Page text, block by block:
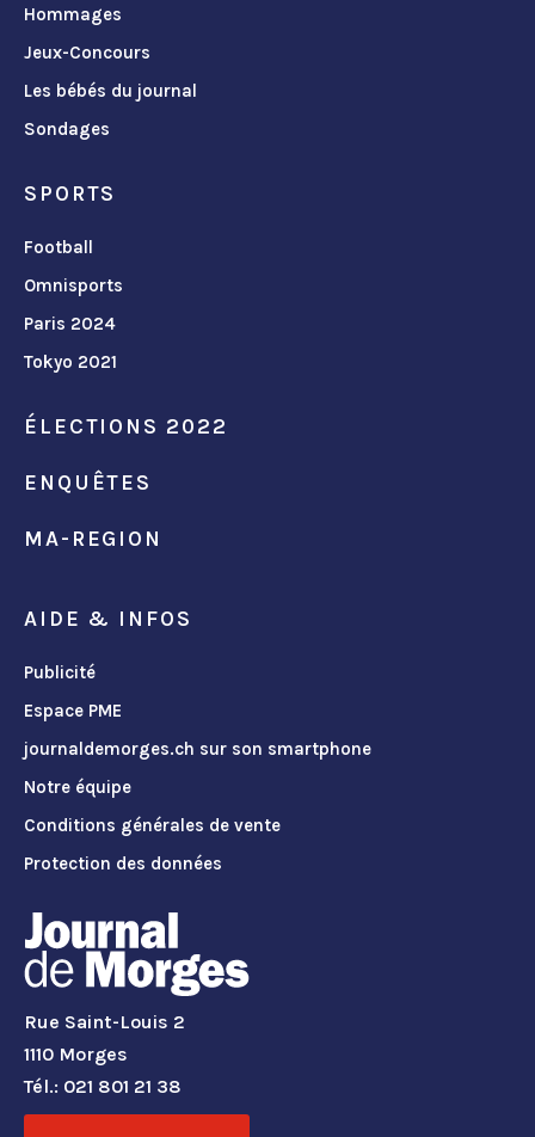
Hommages
Jeux-Concours
Les bébés du journal
Sondages
SPORTS
Football
Omnisports
Paris 2024
Tokyo 2021
ÉLECTIONS 2022
ENQUÊTES
MA-REGION
AIDE & INFOS
Publicité
Espace PME
journaldemorges.ch sur son smartphone
Notre équipe
Conditions générales de vente
Protection des données
Rue Saint-Louis 2
1110 Morges
Tél.: 021 801 21 38